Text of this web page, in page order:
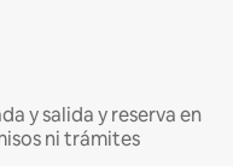
y salida y reserva en
ni trámites